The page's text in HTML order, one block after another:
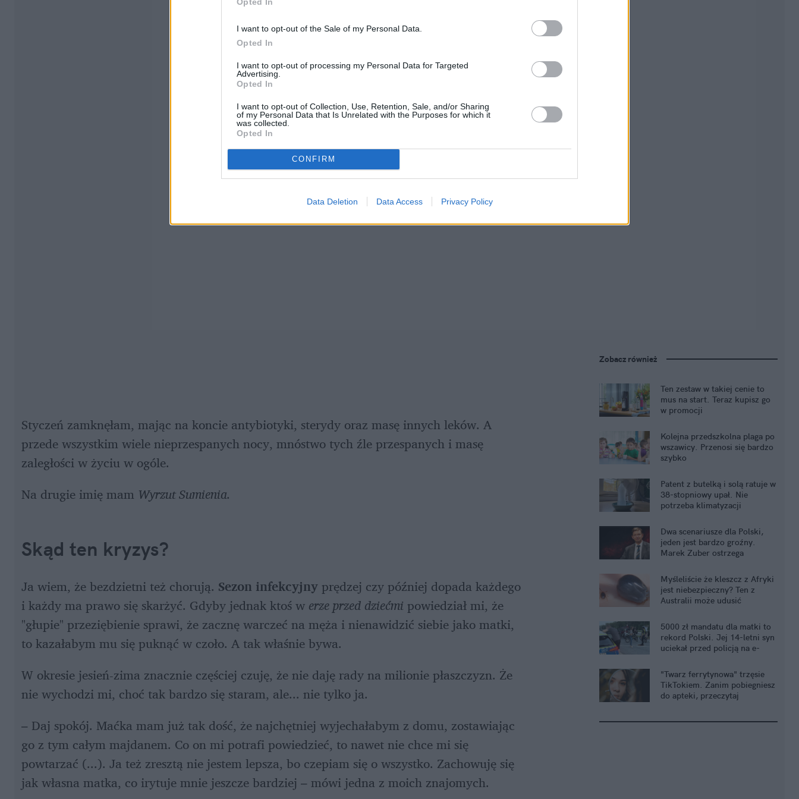
I want to opt-out of the Sale of my Personal Data.
Opted In
I want to opt-out of processing my Personal Data for Targeted
Advertising.
Opted In
I want to opt-out of Collection, Use, Retention, Sale, and/or Sharing
of my Personal Data that Is Unrelated with the Purposes for which it
was collected.
Opted In
CONFIRM
Data Deletion Data Access Privacy Policy
Styczeń zamknęłam, mając na koncie antybiotyki, sterydy oraz masę innych leków. A
przede wszystkim wiele nieprzespanych nocy, mnóstwo tych źle przespanych i masę
zaległości w życiu w ogóle.
Na drugie imię mam Wyrzut Sumienia.
Skąd ten kryzys?
Ja wiem, że bezdzietni też chorują. Sezon infekcyjny prędzej czy później dopada każdego
i każdy ma prawo się skarżyć. Gdyby jednak ktoś w erze przed dziećmi powiedział mi, że
"głupie" przeziębienie sprawi, że zacznę warczeć na męża i nienawidzić siebie jako matki,
to kazałabym mu się puknąć w czoło. A tak właśnie bywa.
W okresie jesień-zima znacznie częściej czuję, że nie daję rady na milionie płaszczyzn. Że
nie wychodzi mi, choć tak bardzo się staram, ale... nie tylko ja.
– Daj spokój. Maćka mam już tak dość, że najchętniej wyjechałabym z domu, zostawiając
go z tym całym majdanem. Co on mi potrafi powiedzieć, to nawet nie chce mi się
powtarzać (...). Ja też zresztą nie jestem lepsza, bo czepiam się o wszystko. Zachowuję się
jak własna matka, co irytuje mnie jeszcze bardziej – mówi jedna z moich znajomych.
Zobacz również
Ten zestaw w takiej cenie to
mus na start. Teraz kupisz go
w promocji
Kolejna przedszkolna plaga po
wszawicy. Przenosi się bardzo
szybko
Patent z butelką i solą ratuje w
38-stopniowy upał. Nie
potrzeba klimatyzacji
Dwa scenariusze dla Polski,
jeden jest bardzo groźny.
Marek Zuber ostrzega
Myśleliście że kleszcz z Afryki
jest niebezpieczny? Ten z
Australii może udusić
5000 zł mandatu dla matki to
rekord Polski. Jej 14-letni syn
uciekał przed policją na e-
"Twarz ferrytynowa" trzęsie
TikTokiem. Zanim pobiegniesz
do apteki, przeczytaj